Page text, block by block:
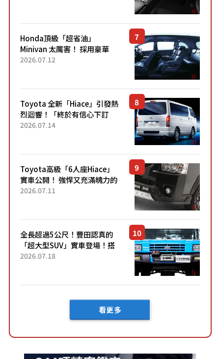
Honda頂級「超省油」
Minivan 太厲害！ 採用豪華
「真皮座椅」與專屬「黑色內
「三...
2026.07.12
Toyota 全新「Hiace」引發熱
烈迴響！「終於有信心下訂
了！」「哪個等級交車最
車？...
2026.07.14
Toyota高級「6人座Hiace」
實車公開！ 強悍又充滿魄力的
「全黑設計」搭配特別「豪華
2026.07.11
全長超過5公尺！豐田認真的
「超大型SUV」實車登場！搭
載後輪也會轉向的「四輪轉
「Mega C...
2026.07.18
看更多